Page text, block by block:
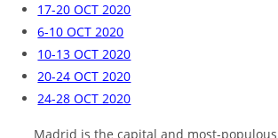
17-20 OCT 2020
6-10 OCT 2020
10-13 OCT 2020
20-24 OCT 2020
24-28 OCT 2020
Madrid is the capital and most-